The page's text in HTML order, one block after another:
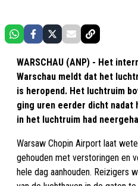
WARSCHAU (ANP) - Het
Warschau meldt dat het
is heropend. Het luchtruim
ging uren eerder dicht nadat
in het luchtruim had
Warsaw Chopin Airport laat
gehouden met verstoringen en
hele dag aanhouden. Reizigers